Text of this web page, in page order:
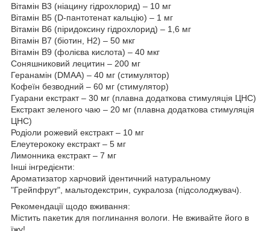
Вітамін B3 (ніацину гідрохлорид) – 10 мг
Вітамін В5 (D-пантотенат кальцію) – 1 мг
Вітамін B6 (піридоксину гідрохлорид) – 1,6 мг
Вітамін B7 (біотин, H2) – 50 мкг
Вітамін B9 (фолієва кислота) – 40 мкг
Соняшниковий лецитин – 200 мг
Геранамін (DMAA) – 40 мг (стимулятор)
Кофеїн безводний – 60 мг (стимулятор)
Гуарани екстракт – 30 мг (плавна додаткова стимуляція ЦНС)
Екстракт зеленого чаю – 20 мг (плавна додаткова стимуляція
ЦНС)
Родіоли рожевий екстракт – 10 мг
Елеутерококу екстракт – 5 мг
Лимонника екстракт – 7 мг
Інші інгредієнти:
Ароматизатор харчовий ідентичний натуральному
"Грейпфрут", мальтодекстрин, сукралоза (підсолоджувач).
Рекомендації щодо вживання:
Містить пакетик для поглинання вологи. Не вживайте його в
їжу!